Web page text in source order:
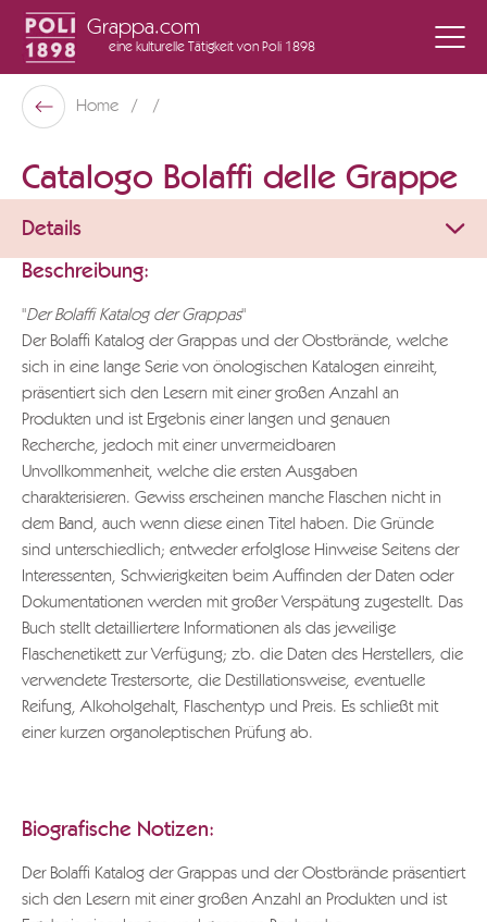
Grappa.com
eine kulturelle Tätigkeit von Poli 1898
Poli Museo Della Grappa
Zurück
Home
Catalogo Bolaffi delle Grappe
Details
Beschreibung:
"Der Bolaffi Katalog der Grappas"
Der Bolaffi Katalog der Grappas und der Obstbrände, welche
sich in eine lange Serie von önologischen Katalogen einreiht,
präsentiert sich den Lesern mit einer großen Anzahl an
Produkten und ist Ergebnis einer langen und genauen
Recherche, jedoch mit einer unvermeidbaren
Unvollkommenheit, welche die ersten Ausgaben
charakterisieren. Gewiss erscheinen manche Flaschen nicht in
dem Band, auch wenn diese einen Titel haben. Die Gründe
sind unterschiedlich; entweder erfolglose Hinweise Seitens der
Interessenten, Schwierigkeiten beim Auffinden der Daten oder
Dokumentationen werden mit großer Verspätung zugestellt. Das
Buch stellt detailliertere Informationen als das jeweilige
Flaschenetikett zur Verfügung; zb. die Daten des Herstellers, die
verwendete Trestersorte, die Destillationsweise, eventuelle
Reifung, Alkoholgehalt, Flaschentyp und Preis. Es schließt mit
einer kurzen organoleptischen Prüfung ab.
Biografische Notizen:
Der Bolaffi Katalog der Grappas und der Obstbrände präsentiert
sich den Lesern mit einer großen Anzahl an Produkten und ist